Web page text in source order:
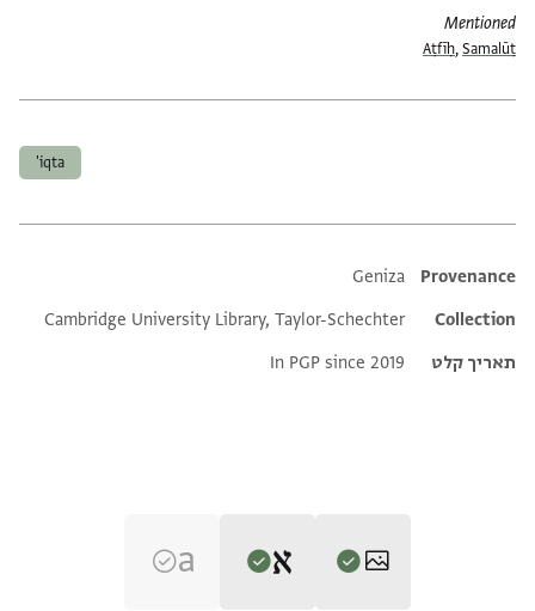
Mentioned
Aṭfīḥ,Samalūṭ
iqta'
Additional metadata
Provenance
Geniza
Collection
Cambridge University Library, Taylor-Schechter
תאריך קלט
In PGP since 2019